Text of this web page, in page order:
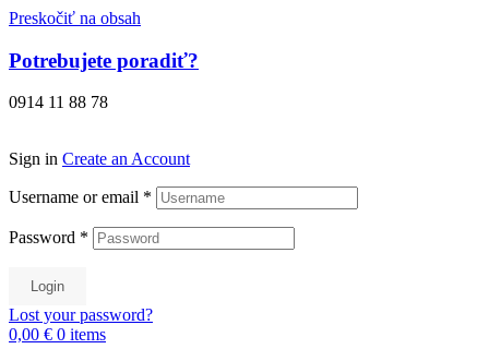
Preskočiť na obsah
Potrebujete poradiť?
0914 11 88 78
Sign in Create an Account
Username or email *
Password *
Login
Lost your password?
0,00 € 0 items